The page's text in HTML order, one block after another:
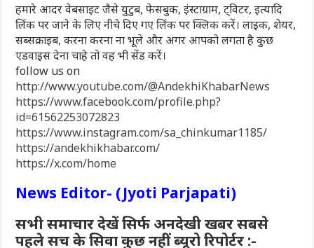
हमारे आदर वेबसाइट जैसे युटुब, फेसबुक, इंस्टाग्राम, ट्विटर, इत्यादि
लिंक पर जाने के लिए नीचे दिए गए लिंक पर क्लिक करें। लाइक, शेयर,
सब्सक्राइब, करना करना ना भूले और अगर आपको लगता है कुछ
एडवाइस देना चाहे तो वह भी सेंड करें।
follow us on
http://www.youtube.com/@AndekhiKhabarNews
https://www.facebook.com/profile.php?
id=61562253072823
https://www.instagram.com/sa_chinkumar1185/
https://andekhikhabar.com/
https://x.com/home
News Editor- (Jyoti Parjapati)
सभी समाचार देखें सिर्फ अनदेखी खबर सबसे
पहले सच के सिवा कुछ नहीं ब्यूरो रिपोर्टर :-